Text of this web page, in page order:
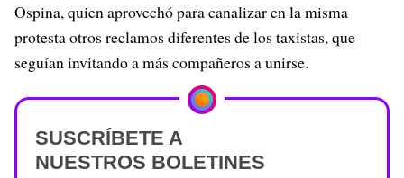
Ospina, quien aprovechó para canalizar en la misma
protesta otros reclamos diferentes de los taxistas, que
seguían invitando a más compañeros a unirse.
SUSCRÍBETE A
NUESTROS BOLETINES